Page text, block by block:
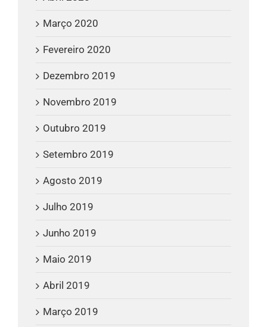
Março 2020
Fevereiro 2020
Dezembro 2019
Novembro 2019
Outubro 2019
Setembro 2019
Agosto 2019
Julho 2019
Junho 2019
Maio 2019
Abril 2019
Março 2019